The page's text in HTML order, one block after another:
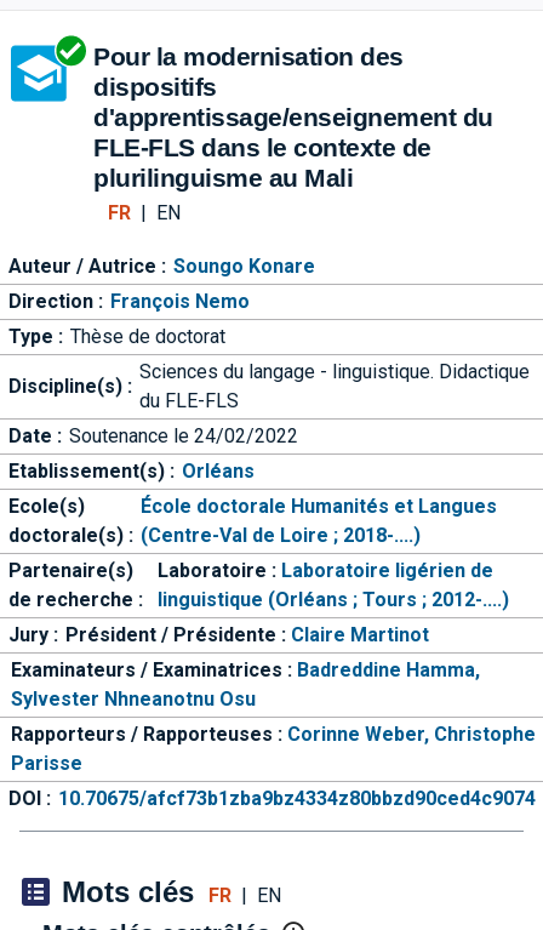
Aller directement à la barre
Pour la modernisation des
dispositifs
d'apprentissage/enseignement du
FLE-FLS dans le contexte de
plurilinguisme au Mali
FR EN
Auteur / Autrice : Soungo Konare
Direction : François Nemo
Type : Thèse de doctorat
Discipline(s) :
Sciences du langage - linguistique. Didactique
du FLE-FLS
Date : Soutenance le 24/02/2022
Etablissement(s) : Orléans
Ecole(s)
doctorale(s) :
École doctorale Humanités et Langues
(Centre-Val de Loire ; 2018-....)
Partenaire(s)
de recherche :
Laboratoire : Laboratoire ligérien de
linguistique (Orléans ; Tours ; 2012-....)
Jury : Président / Présidente : Claire Martinot
Examinateurs / Examinatrices : Badreddine Hamma,
Sylvester Nhneanotnu Osu
Rapporteurs / Rapporteuses : Corinne Weber, Christophe
Parisse
DOI : 10.70675/afcf73b1zba9bz4334z80bbzd90ced4c9074
Mots clés FR | EN